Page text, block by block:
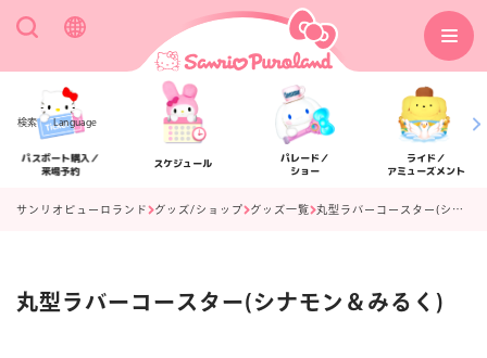
検索 Language
パスポート購入／
来場予約
スケジュール
パレード／
ショー
ライド／
アミューズメント
アクセス フロアマップ
サンリオピューロランド グッズ/ショップ グッズ一覧 丸型ラバーコースター(シナモン＆みるく)
丸型ラバーコースター(シナモン＆みるく)